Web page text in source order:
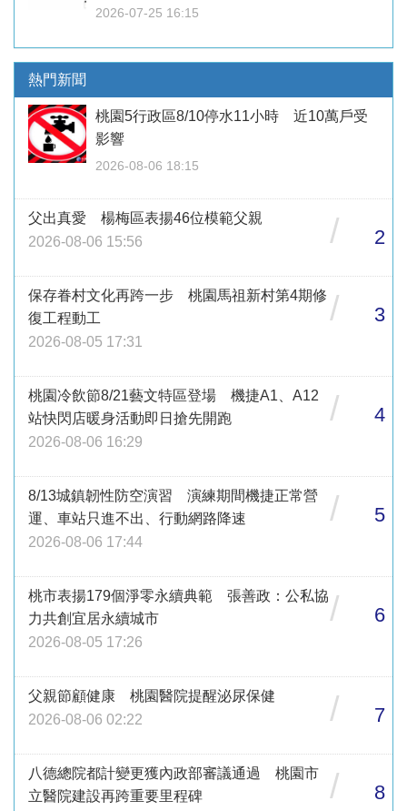
2026-07-25 16:15
熱門新聞
桃園5行政區8/10停水11小時 近10萬戶受
影響
2026-08-06 18:15
父出真愛 楊梅區表揚46位模範父親
2026-08-06 15:56
/ 2
保存眷村文化再跨一步 桃園馬祖新村第4期修
復工程動工
2026-08-05 17:31
/ 3
桃園冷飲節8/21藝文特區登場 機捷A1、A12
站快閃店暖身活動即日搶先開跑
2026-08-06 16:29
/ 4
8/13城鎮韌性防空演習 演練期間機捷正常營
運、車站只進不出、行動網路降速
2026-08-06 17:44
/ 5
桃市表揚179個淨零永續典範 張善政：公私協
力共創宜居永續城市
2026-08-05 17:26
/ 6
父親節顧健康 桃園醫院提醒泌尿保健
2026-08-06 02:22
/ 7
八德總院都計變更獲內政部審議通過 桃園市
立醫院建設再跨重要里程碑
/ 8